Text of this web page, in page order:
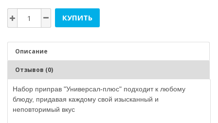
КУПИТЬ
Описание
Отзывов (0)
Набор приправ "Универсал-плюс" подходит к любому
блюду, придавая каждому свой изысканный и
неповторимый вкус